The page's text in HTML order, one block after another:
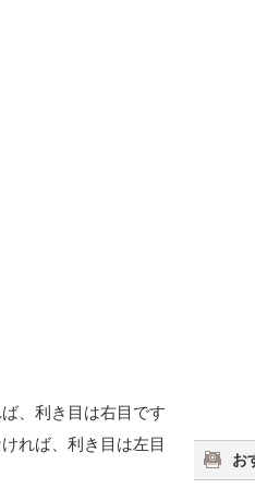
、利き目は右目です
れば、利き目は左目
お